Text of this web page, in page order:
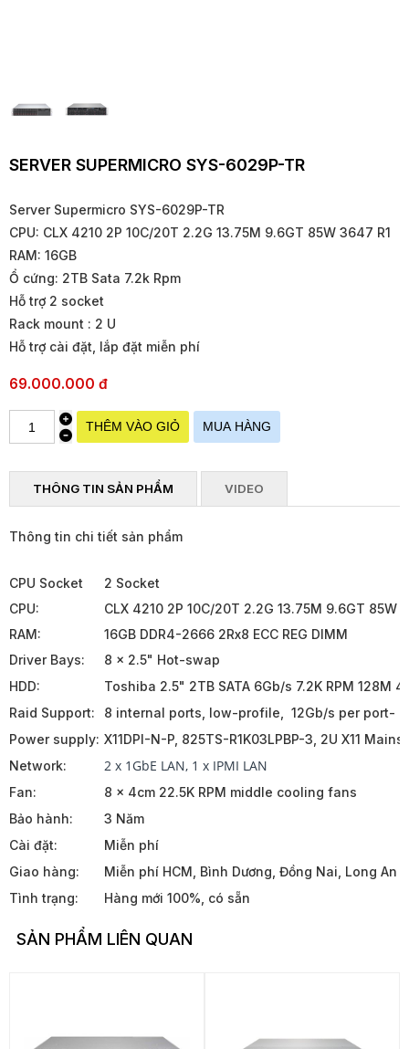
SERVER SUPERMICRO SYS-6029P-TR
Server Supermicro SYS-6029P-TR
CPU: CLX 4210 2P 10C/20T 2.2G 13.75M 9.6GT 85W 3647 R1
RAM: 16GB
Ổ cứng: 2TB Sata 7.2k Rpm
Hỗ trợ 2 socket
Rack mount : 2 U
Hỗ trợ cài đặt, lắp đặt miễn phí
69.000.000 đ
THÔNG TIN SẢN PHẨM VIDEO
Thông tin chi tiết sản phẩm
CPU Socket
2 Socket
CPU:
CLX 4210 2P 10C/20T 2.2G 13.75M 9.6GT 85W
RAM:
16GB DDR4-2666 2Rx8 ECC REG DIMM
Driver Bays:
8 x 2.5" Hot-swap
HDD:
Toshiba 2.5" 2TB SATA 6Gb/s 7.2K RPM 128M
Raid Support:
8 internal ports, low-profile, 12Gb/s per port-
Power supply: X11DPI-N-P, 825TS-R1K03LPBP-3, 2U X11
Network:
2 x 1GbE LAN, 1 x IPMI LAN
Fan:
8 x 4cm 22.5K RPM middle cooling fans
Bảo hành:
3 Năm
Cài đặt:
Miễn phí
Giao hàng:
Miễn phí HCM, Bình Dương, Đồng Nai, Long An
Tình trạng:
Hàng mới 100%, có sẵn
SẢN PHẨM LIÊN QUAN